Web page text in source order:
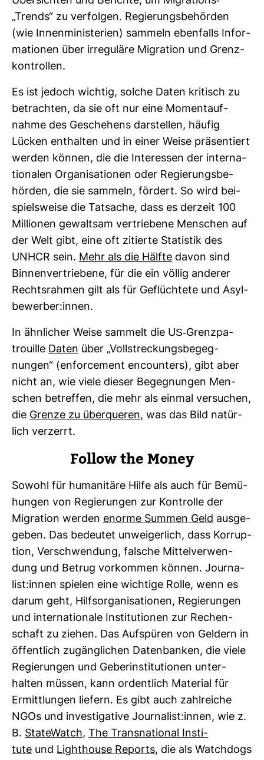
„Trends“ zu ver­folgen. Regie­rungs­be­hörden
(wie Innen­mi­nis­te­rien) sam­meln eben­falls Infor­
ma­tionen über irre­gu­läre Migra­tion und Grenz­
kon­trollen.
Es ist jedoch wichtig, solche Daten kri­tisch zu
betrachten, da sie oft nur eine Moment­auf­
nahme des Gesche­hens dar­stellen, häufig
Lücken ent­halten und in einer Weise prä­sen­tiert
werden können, die die Inter­essen der inter­na­
tio­nalen Orga­ni­sa­tionen oder Regie­rungs­be­
hörden, die sie sam­meln, för­dert. So wird bei­
spiels­weise die Tat­sache, dass es der­zeit 100
Mil­lionen gewaltsam ver­trie­bene Men­schen auf
der Welt gibt, eine oft zitierte Sta­tistik des
UNHCR sein. Mehr als die Hälfte davon sind
Bin­nen­ver­trie­bene, für die ein völlig anderer
Rechts­rahmen gilt als für Geflüch­tete und Asyl­
be­werber:innen.
In ähn­li­cher Weise sam­melt die US-​Grenz­pa­
trouille Daten über „Voll­stre­ckungs­be­geg­
nungen“ (enfor­ce­ment encoun­ters), gibt aber
nicht an, wie viele dieser Begeg­nungen Men­
schen betreffen, die mehr als einmal ver­su­chen,
die Grenze zu über­queren, was das Bild natür­
lich ver­zerrt.
Follow the Money
Sowohl für huma­ni­täre Hilfe als auch für Bemü­
hungen von Regie­rungen zur Kon­trolle der
Migra­tion werden enorme Summen Geld aus­ge­
geben. Das bedeutet unwei­ger­lich, dass Kor­rup­
tion, Ver­schwen­dung, fal­sche Mit­tel­ver­wen­
dung und Betrug vor­kommen können. Jour­na­
list:innen spielen eine wich­tige Rolle, wenn es
darum geht, Hilfs­or­ga­ni­sa­tionen, Regie­rungen
und inter­na­tio­nale Insti­tu­tionen zur Rechen­
schaft zu ziehen. Das Auf­spüren von Gel­dern in
öffent­lich zugäng­li­chen Daten­banken, die viele
Regie­rungen und Geber­in­sti­tu­tionen unter­
halten müssen, kann ordent­lich Mate­rial für
Ermitt­lungen lie­fern. Es gibt auch zahl­reiche
NGOs und inves­ti­ga­tive Jour­na­list:innen, wie z.
B. Sta­te­Watch, The Trans­na­tional Insti­
tute und Light­house Reports, die als Watch­dogs